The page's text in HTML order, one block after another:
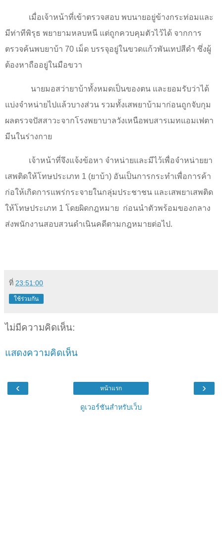
เมื่อเจ้าหน้าที่เข้าตรวจสอบ พบนายอยู่ข้างกระท่อมและ
มีท่าทีพิรุธ พยายามหลบหนี แต่ถูกควบคุมตัวไว้ได้ จากการ
ตรวจค้นพบยาบ้า 70 เม็ด บรรจุอยู่ในขวดแก้วพันเทปสีดำ ซึ่งผู้
ต้องหาถืออยู่ในมือขวา
นายมอสว่ายาบ้าทั้งหมดเป็นของตน และยอมรับว่าได้
แบ่งจำหน่ายไปแล้วบางส่วน รวมทั้งเสพยาบ้ามาก่อนถูกจับกุม
ผลตรวจปัสสาวะจากโรงพยาบาลวังเหนือพบสารเมทแอมเฟตา
มีนในร่างกาย
เจ้าหน้าที่จึงแจ้งข้อหา จำหน่ายและมีไว้เพื่อจำหน่ายยา
เสพติดให้โทษประเภท 1 (ยาบ้า) อันเป็นการกระทำเพื่อการค้า
ก่อให้เกิดการแพร่กระจายในกลุ่มประชาชน และเสพยาเสพติด
ให้โทษประเภท 1 โดยผิดกฎหมาย ก่อนนำตัวพร้อมของกลาง
ส่งพนักงานสอบสวนดำเนินคดีตามกฎหมายต่อไป.
ที่ 23:51:00
ใช้ร่วมกัน
ไม่มีความคิดเห็น:
แสดงความคิดเห็น
‹ ›
หน้าแรก
ดูเวอร์ชันสำหรับเว็บ